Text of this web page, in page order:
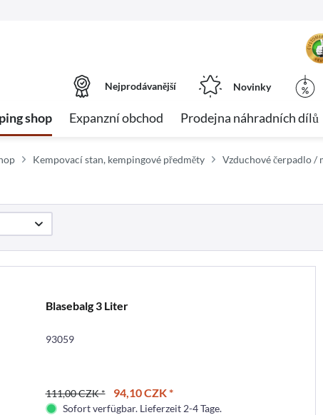
Nejprodávanější Novinky
shop Expanzní obchod Prodejna náhradních dílů
Kempovací stan, kempingové předměty Vzduchové čerpadlo /
Blasebalg 3 Liter
93059
111,00 CZK * 94,10 CZK *
Sofort verfügbar. Lieferzeit 2-4 Tage.